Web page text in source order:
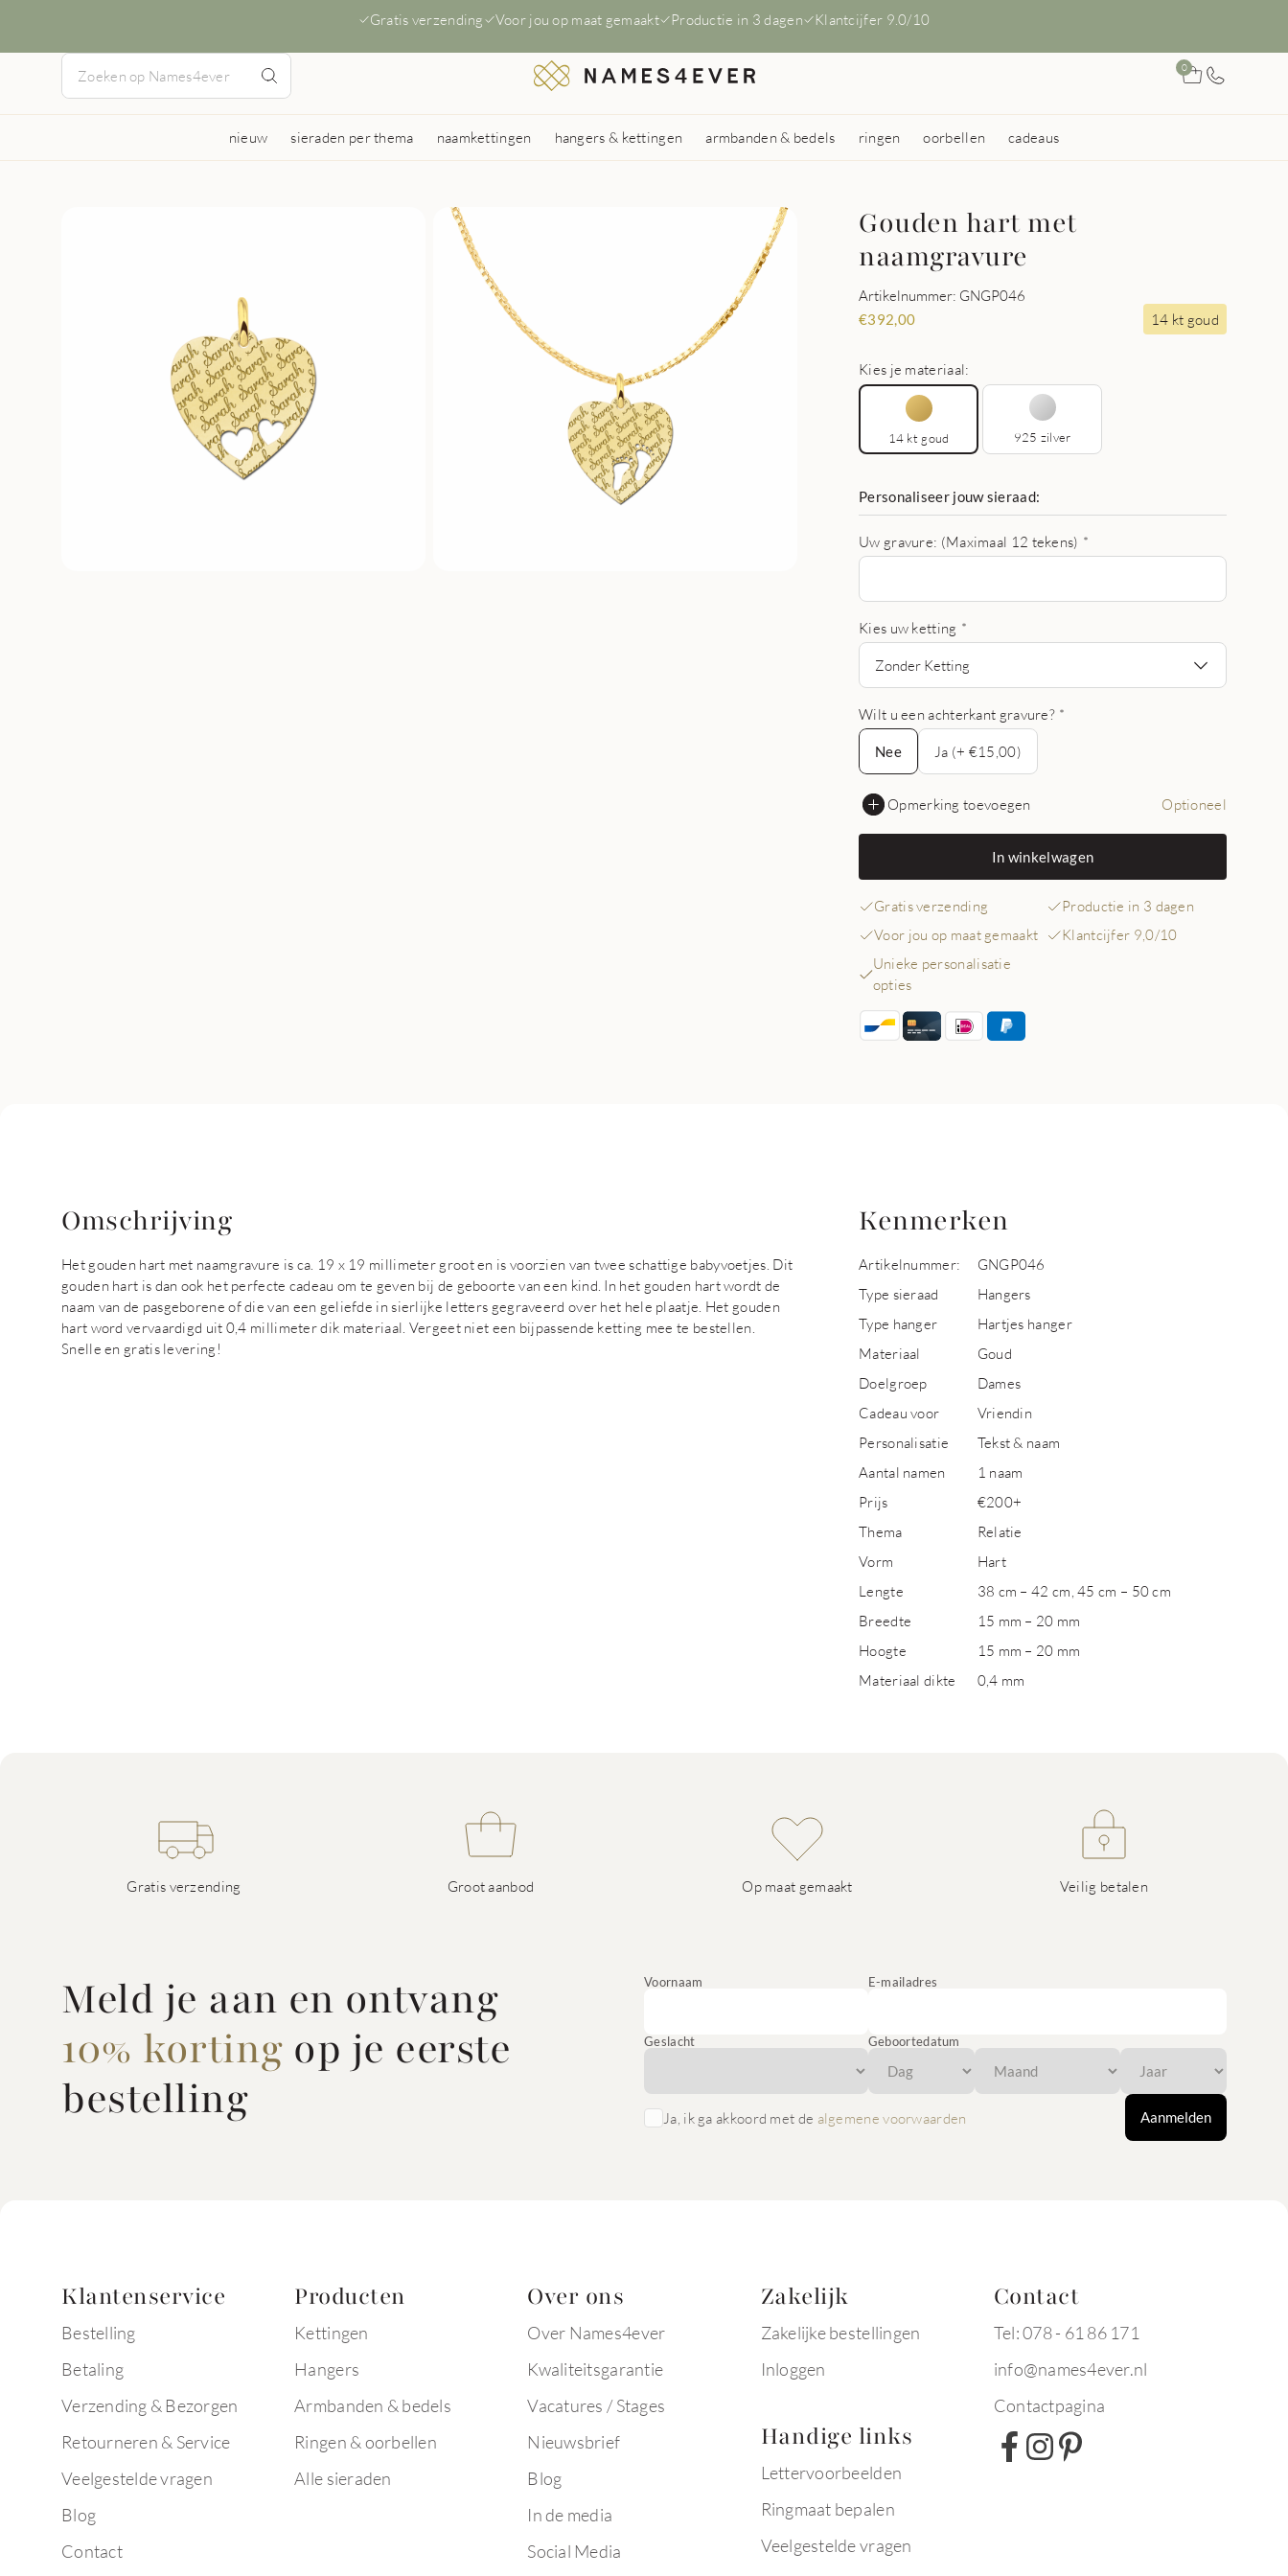
Gratis verzending Voor jou op maat gemaakt Productie in 3 dagen Klantcijfer 9.0/10
0
nieuw sieraden per thema naamkettingen hangers & kettingen armbanden & bedels ringen oorbellen cadeaus
Gouden hart met
naamgravure
Artikelnummer: GNGP046
€392,00 14 kt goud
Kies je materiaal:
14 kt goud 925 zilver
Personaliseer jouw sieraad:
Uw gravure: (Maximaal 12 tekens) *
Kies uw ketting *
Zonder Ketting
Wilt u een achterkant gravure? *
Nee
Nee
Ja (+ €15,00)
Opmerking toevoegen Optioneel
In winkelwagen
Gratis verzending
Productie in 3 dagen
Voor jou op maat gemaakt
Klantcijfer 9,0/10
Unieke personalisatie
opties
Omschrijving
Het gouden hart met naamgravure is ca. 19 x 19 millimeter groot en is voorzien van twee schattige babyvoetjes. Dit
gouden hart is dan ook het perfecte cadeau om te geven bij de geboorte van een kind. In het gouden hart wordt de
naam van de pasgeborene of die van een geliefde in sierlijke letters gegraveerd over het hele plaatje. Het gouden
hart word vervaardigd uit 0,4 millimeter dik materiaal. Vergeet niet een bijpassende ketting mee te bestellen.
Snelle en gratis levering!
Kenmerken
Artikelnummer:
GNGP046
Type sieraad
Hangers
Type hanger
Hartjes hanger
Materiaal
Goud
Doelgroep
Dames
Cadeau voor
Vriendin
Personalisatie
Tekst & naam
Aantal namen
1 naam
Prijs
€200+
Thema
Relatie
Vorm
Hart
Lengte
38 cm – 42 cm, 45 cm – 50 cm
Breedte
15 mm – 20 mm
Hoogte
15 mm – 20 mm
Materiaal dikte
0,4 mm
Gratis verzending Groot aanbod Op maat gemaakt Veilig betalen
Meld je aan en ontvang
10% korting op je eerste
bestelling
Voornaam E-mailadres
Geslacht Geboortedatum
Ja, ik ga akkoord met de algemene voorwaarden Aanmelden
Klantenservice
Bestelling
Betaling
Verzending & Bezorgen
Retourneren & Service
Veelgestelde vragen
Blog
Contact
Producten
Kettingen
Hangers
Armbanden & bedels
Ringen & oorbellen
Alle sieraden
Over ons
Over Names4ever
Kwaliteitsgarantie
Vacatures / Stages
Nieuwsbrief
Blog
In de media
Social Media
Zakelijk
Zakelijke bestellingen
Inloggen
Handige links
Lettervoorbeelden
Ringmaat bepalen
Veelgestelde vragen
Contact
Tel: 078 - 61 86 171
info@names4ever.nl
Contactpagina